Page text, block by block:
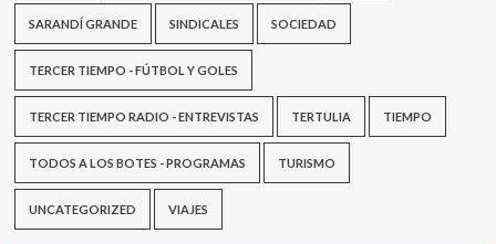
SARANDÍ GRANDE SINDICALES SOCIEDAD
TERCER TIEMPO - FÚTBOL Y GOLES
TERCER TIEMPO RADIO - ENTREVISTAS TERTULIA TIEMPO
TODOS A LOS BOTES - PROGRAMAS TURISMO
UNCATEGORIZED VIAJES